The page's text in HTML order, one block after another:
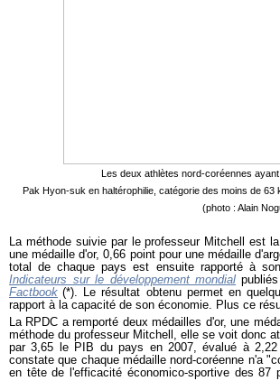
Les deux athlètes nord-coréennes
Pak Hyon-suk en haltérophilie, catégorie des moins de
(photo : Alain
La méthode suivie par le professeur Mitchell est
une médaille d'or, 0,66 point pour une médaille
total de chaque pays est ensuite rapporté à
Indicateurs sur le développement mondial
Factbook (*). Le résultat obtenu permet en
rapport à la capacité de son économie. Plus ce
La RPDC a remporté deux médailles d'or, une
méthode du professeur Mitchell, elle se voit donc
par 3,65 le PIB du pays en 2007, évalué à
constate que chaque médaille nord-coréenne n'a
en tête de l'efficacité économico-sportive des